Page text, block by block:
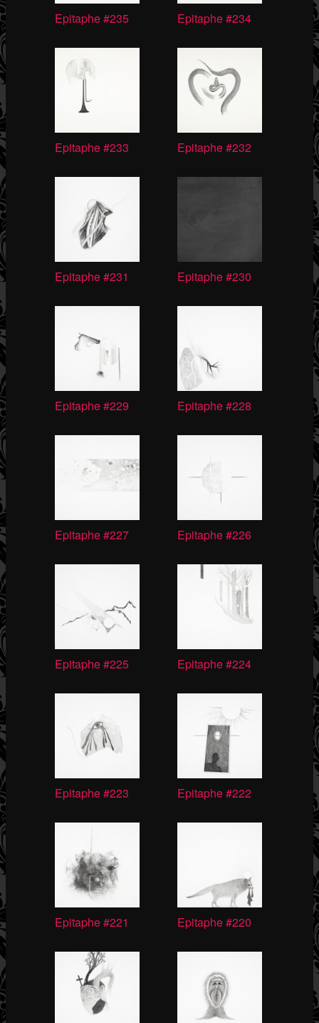
Epitaphe #235 Epitaphe #234
Epitaphe #233 Epitaphe #232
Epitaphe #231 Epitaphe #230
Epitaphe #229 Epitaphe #228
Epitaphe #227 Epitaphe #226
Epitaphe #225 Epitaphe #224
Epitaphe #223 Epitaphe #222
Epitaphe #221 Epitaphe #220